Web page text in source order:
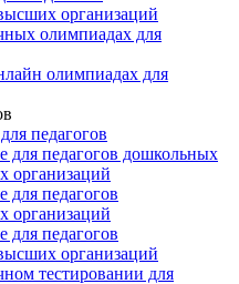
организаций
олимпиадах для
олимпиадах для
педагогов
для педагогов дошкольных
организаций
для педагогов
организаций
для педагогов
организаций
тестировании для